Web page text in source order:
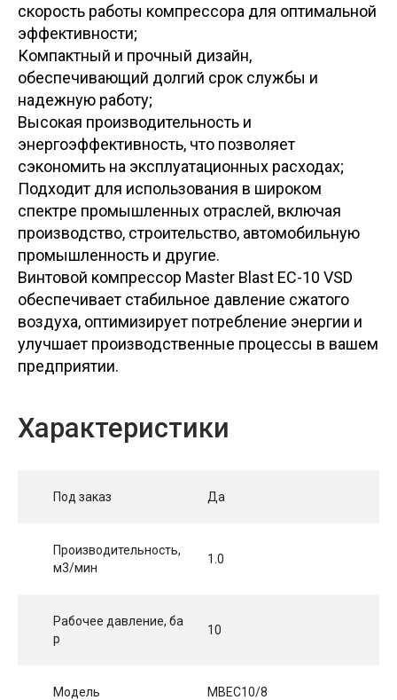
скорость работы компрессора для оптимальной
эффективности;
Компактный и прочный дизайн,
обеспечивающий долгий срок службы и
надежную работу;
Высокая производительность и
энергоэффективность, что позволяет
сэкономить на эксплуатационных расходах;
Подходит для использования в широком
спектре промышленных отраслей, включая
производство, строительство, автомобильную
промышленность и другие.
Винтовой компрессор Master Blast EC-10 VSD
обеспечивает стабильное давление сжатого
воздуха, оптимизирует потребление энергии и
улучшает производственные процессы в вашем
предприятии.
Характеристики
Под заказ Да
Производительность,
м3/мин
1.0
Рабочее давление, ба
р
10
Модель MBEC10/8